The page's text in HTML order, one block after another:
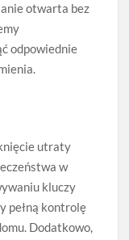
otwarta bez
odpowiednie
utraty
w
kluczy
pełną kontrolę
Dodatkowo,